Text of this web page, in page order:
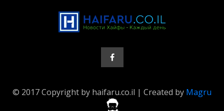
© 2017 Copyright by haifaru.co.il | Created by Magru